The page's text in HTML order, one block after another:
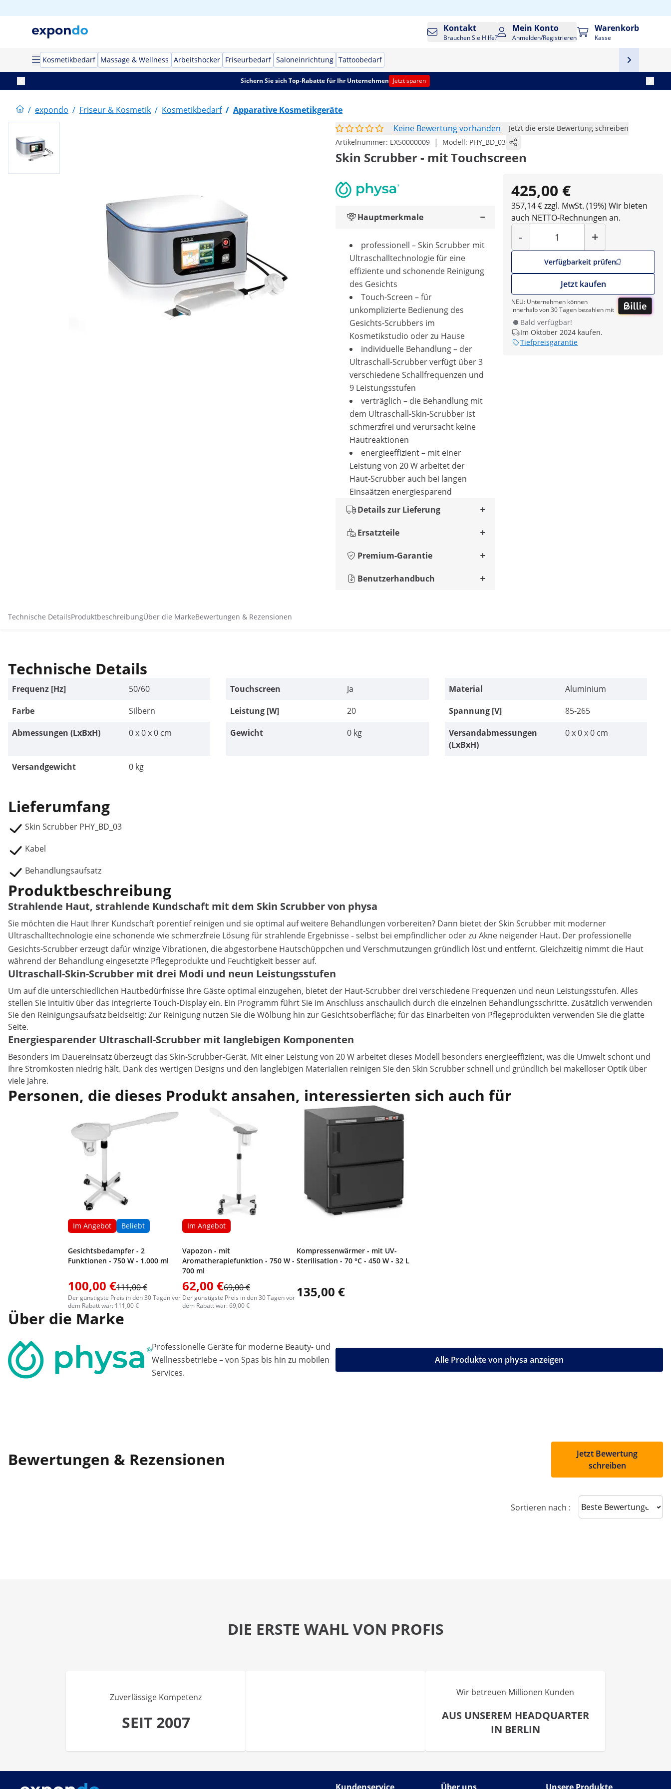
Kontakt
Brauchen Sie Hilfe?
Mein Konto
Anmelden/Registrieren
Warenkorb
Kasse
Kosmetikbedarf Massage & Wellness Arbeitshocker Friseurbedarf Saloneinrichtung Tattoobedarf
Sichern Sie sich Top-Rabatte für Ihr Unternehmen Jetzt sparen
/ expondo / Friseur & Kosmetik / Kosmetikbedarf / Apparative Kosmetikgeräte
Keine Bewertung vorhanden
Jetzt die erste Bewertung schreiben
Artikelnummer: EX50000009 | Modell: PHY_BD_03
Skin Scrubber - mit Touchscreen
425,00 €
357,14 € zzgl. MwSt. (19%) Wir bieten
auch NETTO-Rechnungen an.
-
Menge
+
Verfügbarkeit prüfen
Jetzt kaufen
NEU: Unternehmen können
innerhalb von 30 Tagen bezahlen mit
Bald verfügbar!
Im Oktober 2024 kaufen.
Tiefpreisgarantie
Hauptmerkmale
professionell – Skin Scrubber mit
Ultraschalltechnologie für eine
effiziente und schonende Reinigung
des Gesichts
Touch-Screen – für
unkomplizierte Bedienung des
Gesichts-Scrubbers im
Kosmetikstudio oder zu Hause
individuelle Behandlung – der
Ultraschall-Scrubber verfügt über 3
verschiedene Schallfrequenzen und
9 Leistungsstufen
verträglich – die Behandlung mit
dem Ultraschall-Skin-Scrubber ist
schmerzfrei und verursacht keine
Hautreaktionen
energieeffizient – mit einer
Leistung von 20 W arbeitet der
Haut-Scrubber auch bei langen
Einsaätzen energiesparend
Details zur Lieferung
Ersatzteile
Premium-Garantie
Benutzerhandbuch
Technische DetailsProduktbeschreibungÜber die MarkeBewertungen & Rezensionen
Technische Details
Frequenz [Hz] 50/60 Touchscreen Ja Material
Aluminium
Farbe
Silbern Leistung [W] 20 Spannung [V]
85-265
Abmessungen (LxBxH)
0 x 0 x 0 cm Gewicht 0 kg
Versandabmessungen
(LxBxH)
0 x 0 x 0 cm
Versandgewicht 0 kg
Lieferumfang
Skin Scrubber PHY_BD_03
Kabel
Behandlungsaufsatz
Produktbeschreibung
Strahlende Haut, strahlende Kundschaft mit dem Skin Scrubber von physa
Sie möchten die Haut Ihrer Kundschaft porentief reinigen und sie optimal auf weitere Behandlungen vorbereiten? Dann bietet der Skin Scrubber mit moderner
Ultraschalltechnologie eine schonende wie schmerzfreie Lösung für strahlende Ergebnisse – selbst bei empfindlicher oder zu Akne neigender Haut. Der professionelle
Gesichts-Scrubber erzeugt dafür winzige Vibrationen, die abgestorbene Hautschüppchen und Verschmutzungen gründlich löst und entfernt. Gleichzeitig nimmt die Haut
während der Behandlung eingesetzte Pflegeprodukte und Feuchtigkeit besser auf.
Ultraschall-Skin-Scrubber mit drei Modi und neun Leistungsstufen
Um auf die unterschiedlichen Hautbedürfnisse Ihre Gäste optimal einzugehen, bietet der Haut-Scrubber drei verschiedene Frequenzen und neun Leistungsstufen. Alles
stellen Sie intuitiv über das integrierte Touch-Display ein. Ein Programm führt Sie im Anschluss anschaulich durch die einzelnen Behandlungsschritte. Zusätzlich verwenden
Sie den Reinigungsaufsatz beidseitig: Zur Reinigung nutzen Sie die Wölbung hin zur Gesichtsoberfläche; für das Einarbeiten von Pflegeprodukten verwenden Sie die glatte
Seite.
Energiesparender Ultraschall-Scrubber mit langlebigen Komponenten
Besonders im Dauereinsatz überzeugt das Skin-Scrubber-Gerät. Mit einer Leistung von 20 W arbeitet dieses Modell besonders energieeffizient, was die Umwelt schont und
Ihre Stromkosten niedrig hält. Dank des wertigen Designs und den langlebigen Materialien reinigen Sie den Skin Scrubber schnell und gründlich bei makelloser Optik über
viele Jahre.
Personen, die dieses Produkt ansahen, interessierten sich auch für
Im Angebot Beliebt
Gesichtsbedampfer - 2
Funktionen - 750 W - 1.000 ml
100,00 €111,00 €
Der günstigste Preis in den 30 Tagen vor
dem Rabatt war: 111,00 €
Im Angebot
Vapozon - mit
Aromatherapiefunktion - 750 W -
700 ml
62,00 €69,00 €
Der günstigste Preis in den 30 Tagen vor
dem Rabatt war: 69,00 €
Kompressenwärmer - mit UV-
Sterilisation - 70 °C - 450 W - 32 L
135,00 €
Über die Marke
Professionelle Geräte für moderne Beauty- und
Wellnessbetriebe – von Spas bis hin zu mobilen
Services.
Alle Produkte von physa anzeigen
Bewertungen & Rezensionen
Jetzt Bewertung
schreiben
Sortieren nach : Sort reviews
DIE ERSTE WAHL VON PROFIS
Zuverlässige Kompetenz
SEIT 2007
Wir betreuen Millionen Kunden
AUS UNSEREM HEADQUARTER
IN BERLIN